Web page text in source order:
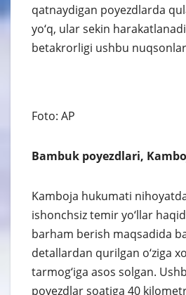
qatnaydigan poyezdlarda
yo‘q, ular sekin
betakrorligi ushbu
Foto: AP
Bambuk poyezdlari,
Kamboja hukumati
ishonchsiz temir yo‘llar
barham berish maqsadida
detallardan qurilgan o‘ziga
tarmog‘iga asos solgan.
poyezdlar soatiga 40